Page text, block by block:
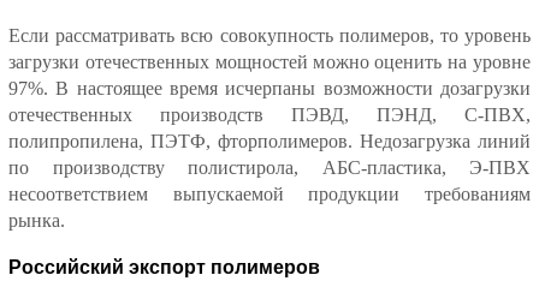
Если рассматривать всю совокупность полимеров, то уровень
загрузки отечественных мощностей можно оценить на уровне
97%. В настоящее время исчерпаны возможности дозагрузки
отечественных производств ПЭВД, ПЭНД, С-ПВХ,
полипропилена, ПЭТФ, фторполимеров. Недозагрузка линий
по производству полистирола, АБС-пластика, Э-ПВХ
несоответствием выпускаемой продукции требованиям
рынка.
Российский экспорт полимеров